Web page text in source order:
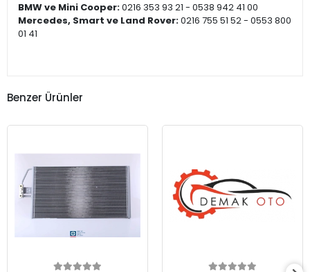
BMW ve Mini Cooper:0216 353 93 21 - 0538 942 41 00
Mercedes, Smart ve Land Rover:0216 755 51 52 - 0553 800
01 41
Benzer Ürünler